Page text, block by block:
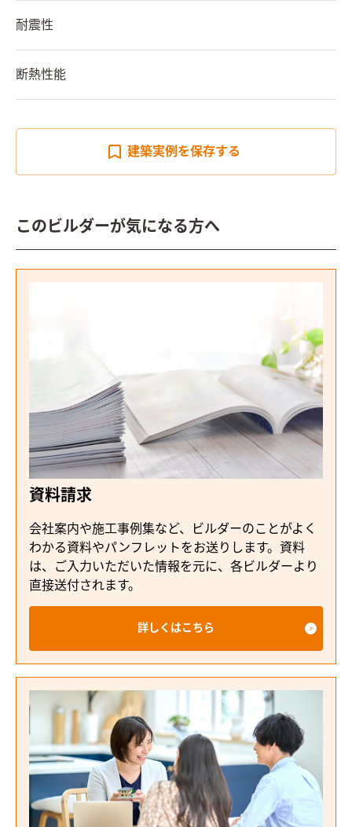
耐震性
断熱性能
建築実例を保存する
このビルダーが気になる方へ
資料請求
会社案内や施工事例集など、ビルダーのことがよく
わかる資料やパンフレットをお送りします。資料
は、ご入力いただいた情報を元に、各ビルダーより
直接送付されます。
詳しくはこちら